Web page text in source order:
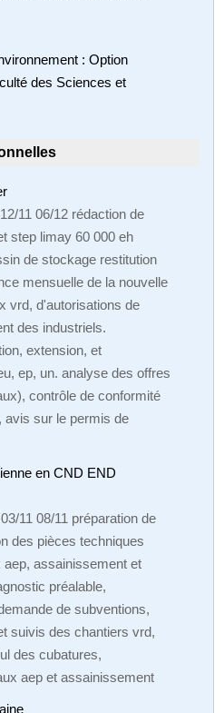
: Option
des Sciences et
11 06/12 rédaction de
step limay 60 000 eh
de stockage restitution
mensuelle de la nouvelle
vrd, d'autorisations de
des industriels.
extension, et
ep, un. analyse des offres
contrôle de conformité
avis sur le permis de
en CND END
11 08/11 préparation de
des pièces techniques
assainissement et
préalable,
de subventions,
suivis des chantiers vrd,
des cubatures,
aep et assainissement